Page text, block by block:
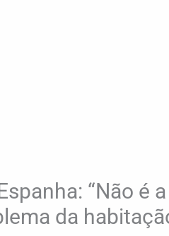
“Não é
da